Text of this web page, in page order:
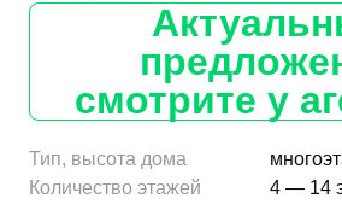
смотрите у
Тип, высота дома
Количество этажей
4 — 14